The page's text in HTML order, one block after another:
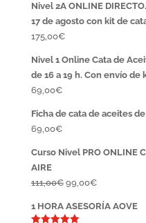
Nivel 2A ONLINE
17 de agosto con kit de
175,00€
Nivel 1 Online Cata de
de 16 a 19 h. Con envío de
69,00€
Ficha de cata de aceites
69,00€
Curso Nivel PRO ONLINE
AIRE
111,00€ El
original
99,00€El
actual
1 HORA ASESORÍA AOVE